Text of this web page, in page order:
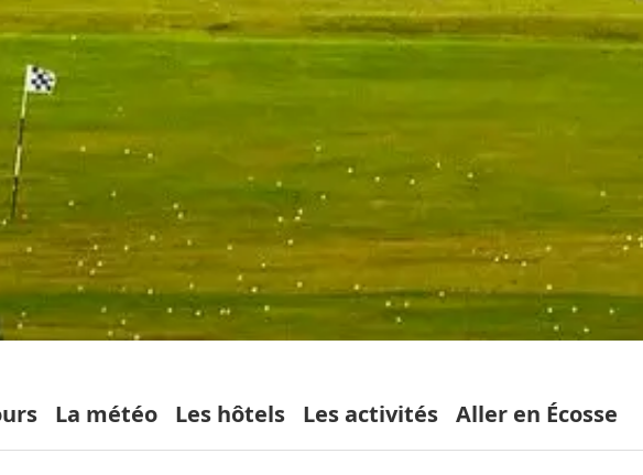
La météo Les hôtels Les activités Aller en Écosse